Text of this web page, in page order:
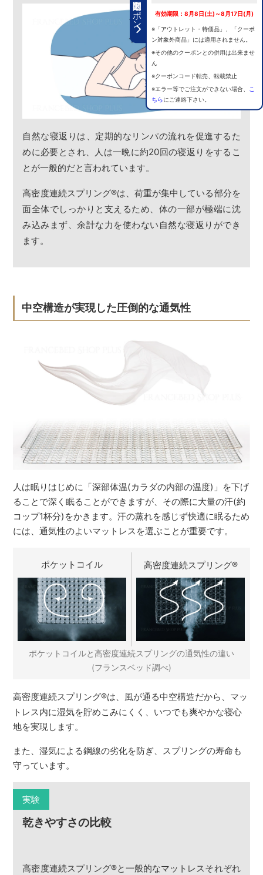
期間限定クーポン 有効期限：8月8日(土)～8月17日(月)
※「アウトレット・特価品」、「クーポ
ン対象外商品」には適用されません。
※その他のクーポンとの併用は出来ませ
ん
※クーポンコード転売、転載禁止
※エラー等でご注文ができない場合、
こ
ちらにご連絡下さい。
自然な寝返りは、定期的なリンパの流れを促進するた
めに必要とされ、人は一晩に約20回の寝返りをするこ
とが一般的だと言われています。
高密度連続スプリング®は、荷重が集中している部分を
面全体でしっかりと支えるため、体の一部が極端に沈
み込みまず、余計な力を使わない自然な寝返りができ
ます。
中空構造が実現した圧倒的な通気性
人は眠りはじめに「深部体温(カラダの内部の温度)」を下げ
ることで深く眠ることができますが、その際に大量の汗(約
コップ1杯分)をかきます。汗の蒸れを感じず快適に眠るため
には、通気性のよいマットレスを選ぶことが重要です。
ポケットコイル 高密度連続スプリング®
ポケットコイルと高密度連続スプリングの通気性の違い
(フランスベッド調べ)
高密度連続スプリング®は、風が通る中空構造だから、マッ
トレス内に湿気を貯めこみにくく、いつでも爽やかな寝心
地を実現します。
また、湿気による鋼線の劣化を防ぎ、スプリングの寿命も
守っています。
実験
乾きやすさの比較
高密度連続スプリング®と一般的なマットレスそれぞれ